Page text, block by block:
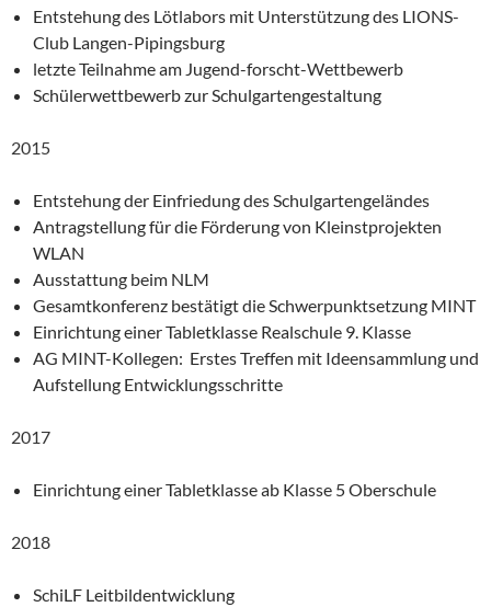
Entstehung des Lötlabors mit Unterstützung des LIONS-
Club Langen-Pipingsburg
letzte Teilnahme am Jugend-forscht-Wettbewerb
Schülerwettbewerb zur Schulgartengestaltung
2015
Entstehung der Einfriedung des Schulgartengeländes
Antragstellung für die Förderung von Kleinstprojekten
WLAN
Ausstattung beim NLM
Gesamtkonferenz bestätigt die Schwerpunktsetzung MINT
Einrichtung einer Tabletklasse Realschule 9. Klasse
AG MINT-Kollegen: Erstes Treffen mit Ideensammlung und
Aufstellung Entwicklungsschritte
2017
Einrichtung einer Tabletklasse ab Klasse 5 Oberschule
2018
SchiLF Leitbildentwicklung